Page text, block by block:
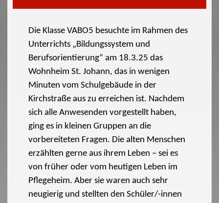
Die Klasse VABO5 besuchte im Rahmen des
Unterrichts „Bildungssystem und
Berufsorientierung“ am 18.3.25 das
Wohnheim St. Johann, das in wenigen
Minuten vom Schulgebäude in der
Kirchstraße aus zu erreichen ist. Nachdem
sich alle Anwesenden vorgestellt haben,
ging es in kleinen Gruppen an die
vorbereiteten Fragen. Die alten Menschen
erzählten gerne aus ihrem Leben – sei es
von früher oder vom heutigen Leben im
Pflegeheim. Aber sie waren auch sehr
neugierig und stellten den Schüler/-innen